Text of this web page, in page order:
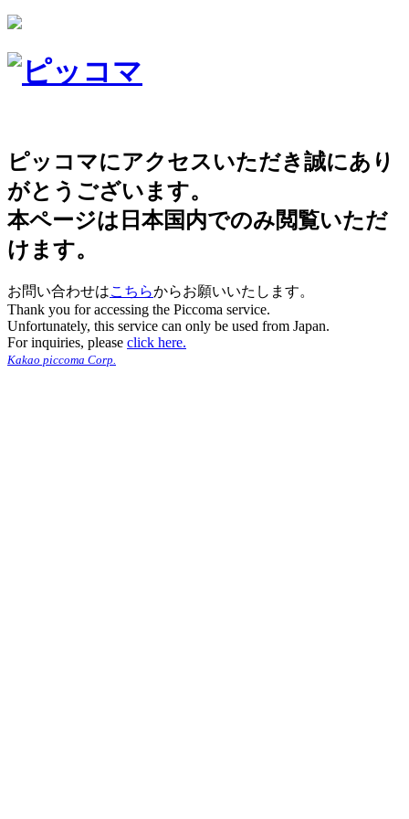
ピッコマにアクセスいただき誠にあり
がとうございます。
本ページは日本国内でのみ閲覧いただ
けます。
お問い合わせはこちらからお願いいたします。
Thank you for accessing the Piccoma service.
Unfortunately, this service can only be used from Japan.
For inquiries, please click here.
Kakao piccoma Corp.